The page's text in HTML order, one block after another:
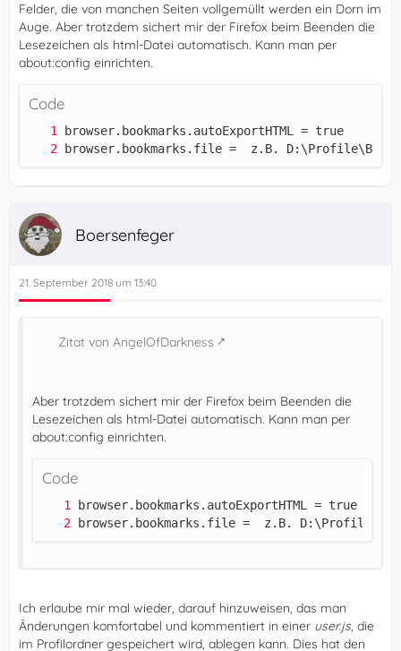
Felder, die von manchen Seiten vollgemüllt werden ein Dorn im
Auge. Aber trotzdem sichert mir der Firefox beim Beenden die
Lesezeichen als html-Datei automatisch. Kann man per
about:config einrichten.
Code
browser.bookmarks.file =  z.B.
Boersenfeger
21. September 2018 um 13:40
Zitat von AngelOfDarkness
Aber trotzdem sichert mir der Firefox beim Beenden die
Lesezeichen als html-Datei automatisch. Kann man per
about:config einrichten.
Code
browser.bookmarks.file =  z.B.
Ich erlaube mir mal wieder, darauf hinzuweisen, das man
Änderungen komfortabel und kommentiert in einer user.js, die
im Profilordner gespeichert wird, ablegen kann. Dies hat den